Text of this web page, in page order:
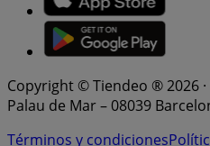
Copyright © Tiendeo ® 2026
Palau de Mar – 08039
Términos y condiciones